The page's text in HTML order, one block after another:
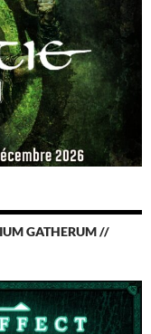
GATHERUM //